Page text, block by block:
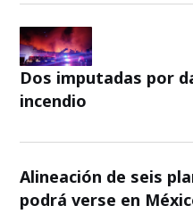
Dos imputadas por
incendio
Alineación de seis
podrá verse en